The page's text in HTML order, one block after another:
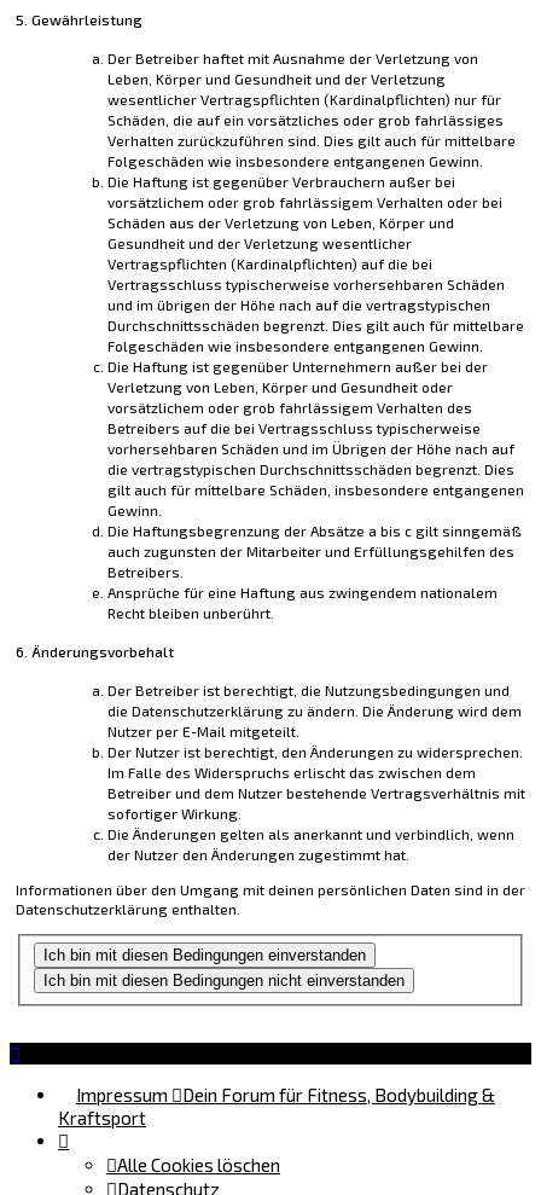
5. Gewährleistung
Der Betreiber haftet mit Ausnahme der Verletzung von
Leben, Körper und Gesundheit und der Verletzung
wesentlicher Vertragspflichten (Kardinalpflichten) nur für
Schäden, die auf ein vorsätzliches oder grob fahrlässiges
Verhalten zurückzuführen sind. Dies gilt auch für mittelbare
Folgeschäden wie insbesondere entgangenen Gewinn.
Die Haftung ist gegenüber Verbrauchern außer bei
vorsätzlichem oder grob fahrlässigem Verhalten oder bei
Schäden aus der Verletzung von Leben, Körper und
Gesundheit und der Verletzung wesentlicher
Vertragspflichten (Kardinalpflichten) auf die bei
Vertragsschluss typischerweise vorhersehbaren Schäden
und im übrigen der Höhe nach auf die vertragstypischen
Durchschnittsschäden begrenzt. Dies gilt auch für mittelbare
Folgeschäden wie insbesondere entgangenen Gewinn.
Die Haftung ist gegenüber Unternehmern außer bei der
Verletzung von Leben, Körper und Gesundheit oder
vorsätzlichem oder grob fahrlässigem Verhalten des
Betreibers auf die bei Vertragsschluss typischerweise
vorhersehbaren Schäden und im Übrigen der Höhe nach auf
die vertragstypischen Durchschnittsschäden begrenzt. Dies
gilt auch für mittelbare Schäden, insbesondere entgangenen
Gewinn.
Die Haftungsbegrenzung der Absätze a bis c gilt sinngemäß
auch zugunsten der Mitarbeiter und Erfüllungsgehilfen des
Betreibers.
Ansprüche für eine Haftung aus zwingendem nationalem
Recht bleiben unberührt.
6. Änderungsvorbehalt
Der Betreiber ist berechtigt, die Nutzungsbedingungen und
die Datenschutzerklärung zu ändern. Die Änderung wird dem
Nutzer per E-Mail mitgeteilt.
Der Nutzer ist berechtigt, den Änderungen zu widersprechen.
Im Falle des Widerspruchs erlischt das zwischen dem
Betreiber und dem Nutzer bestehende Vertragsverhältnis mit
sofortiger Wirkung.
Die Änderungen gelten als anerkannt und verbindlich, wenn
der Nutzer den Änderungen zugestimmt hat.
Informationen über den Umgang mit deinen persönlichen Daten sind in der
Datenschutzerklärung enthalten.
Impressum
Dein Forum für Fitness, Bodybuilding &
Kraftsport
Alle Cookies löschen
Datenschutz